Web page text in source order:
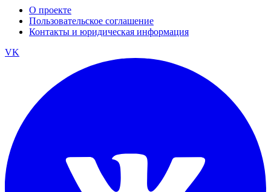
О проекте
Пользовательское соглашение
Контакты и юридическая информация
VK